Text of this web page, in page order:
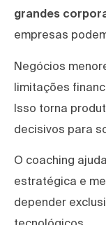
grandes
empresas
Negócios
limitações
Isso torna
decisivos para
O coaching
estratégica e
depender